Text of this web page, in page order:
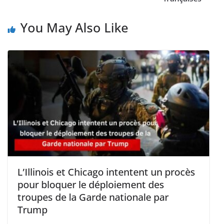
You May Also Like
L’Illinois et Chicago intentent un procès
pour bloquer le déploiement des
troupes de la Garde nationale par
Trump